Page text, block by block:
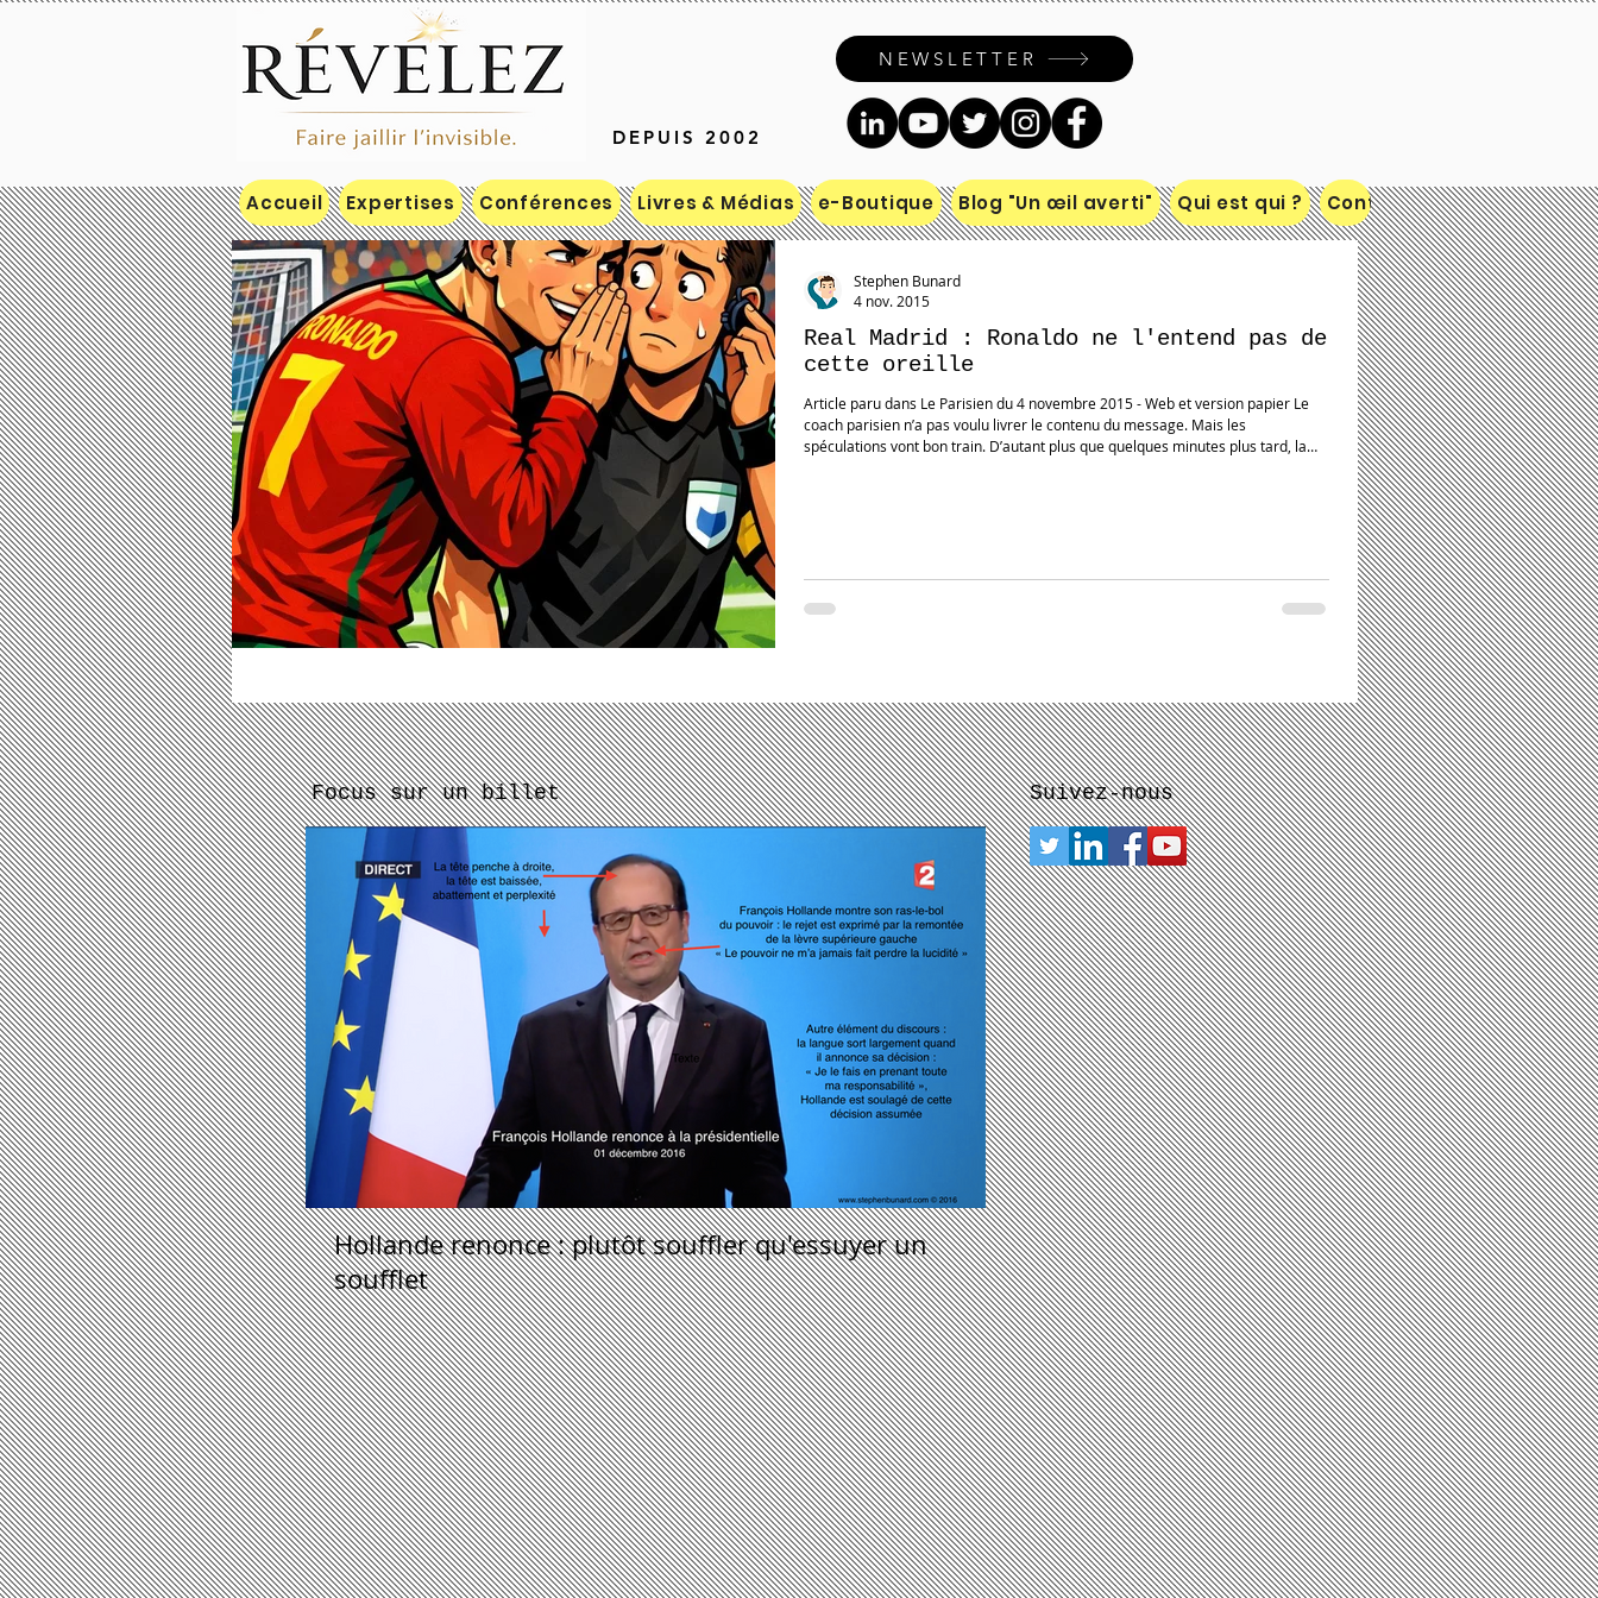
Real Madrid : Ronaldo ne l'entend pas de
cette oreille
Article paru dans Le Parisien du 4 novembre 2015 - Web et version papier Le
coach parisien n’a pas voulu livrer le contenu du message. Mais les
spéculations vont bon train. D’autant plus que quelques minutes plus tard, la
Stephen Bunard
4 nov. 2015
Focus sur un billet
Hollande renonce : plutôt souffler qu'essuyer un
soufflet
Suivez-nous
DEPUIS 2002
NEWSLETTER
Accueil Expertises Conférences Livres & Médias e-Boutique Blog "Un œil averti" Qui est qui ? Contact